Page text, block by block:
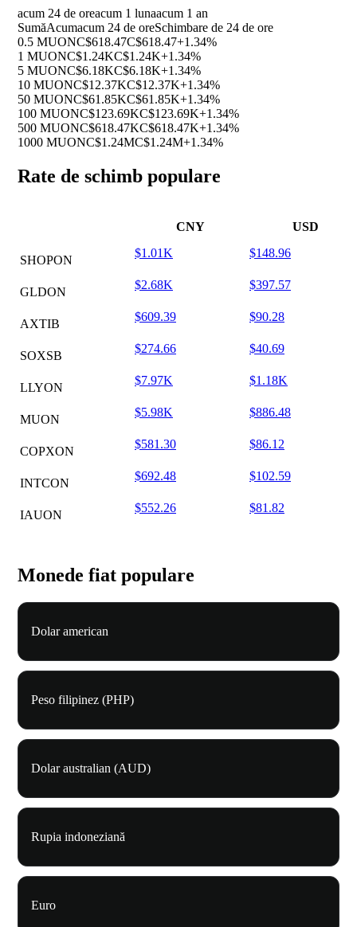
acum 24 de oreacum 1 lunaacum 1 an
SumăAcumacum 24 de oreSchimbare de 24 de ore
0.5 MUONC$618.47C$618.47+1.34%
1 MUONC$1.24KC$1.24K+1.34%
5 MUONC$6.18KC$6.18K+1.34%
10 MUONC$12.37KC$12.37K+1.34%
50 MUONC$61.85KC$61.85K+1.34%
100 MUONC$123.69KC$123.69K+1.34%
500 MUONC$618.47KC$618.47K+1.34%
1000 MUONC$1.24MC$1.24M+1.34%
Rate de schimb populare
CNY USD
SHOPON
$1.01K $148.96
GLDON
$2.68K $397.57
AXTIB
$609.39 $90.28
SOXSB
$274.66 $40.69
LLYON
$7.97K $1.18K
MUON
$5.98K $886.48
COPXON
$581.30 $86.12
INTCON
$692.48 $102.59
IAUON
$552.26 $81.82
Monede fiat populare
Dolar american
Peso filipinez (PHP)
Dolar australian (AUD)
Rupia indoneziană
Euro